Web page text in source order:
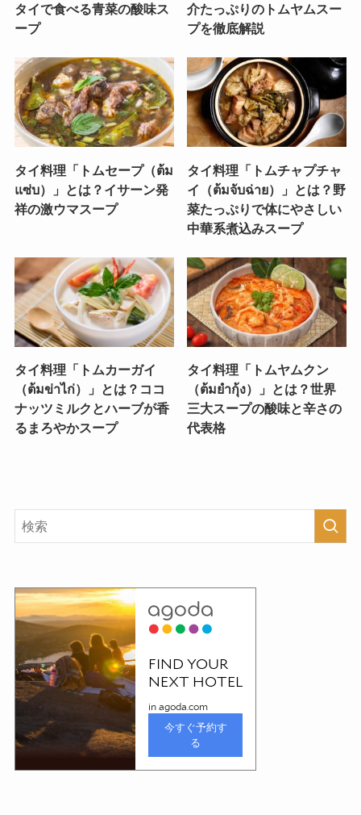
タイで食べる青菜の酸味ス
ープ
介たっぷりのトムヤムスー
プを徹底解説
タイ料理「トムセープ（ต้ม
แซ่บ）」とは？イサーン発
祥の激ウマスープ
タイ料理「トムチャプチャ
イ（ต้มจับฉ่าย）」とは？野
菜たっぷりで体にやさしい
中華系煮込みスープ
タイ料理「トムカーガイ
（ต้มข่าไก่）」とは？ココ
ナッツミルクとハーブが香
るまろやかスープ
タイ料理「トムヤムクン
（ต้มยำกุ้ง）」とは？世界
三大スープの酸味と辛さの
代表格